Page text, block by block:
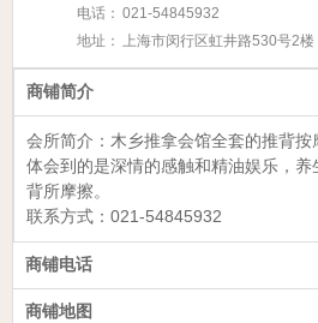
电话： 021-54845932
地址： 上海市闵行区虹井路530号2楼
商铺简介
会所简介：木乡推拿会馆全套的推背按
体会到的是深情的感触和精油娱乐，
背所摩擦。
联系方式： 021-54845932
商铺电话
商铺地图